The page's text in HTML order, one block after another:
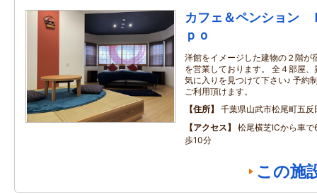
カフェ＆ペンション
ｐｏ
洋館をイメージした建物の２階が
を営業しております。 全４部屋
気に入りを見つけて下さい♪ 予約
ご利用頂けます。
住所
千葉県山武市松尾町五反
アクセス
松尾横芝ICから車
歩10分
この施